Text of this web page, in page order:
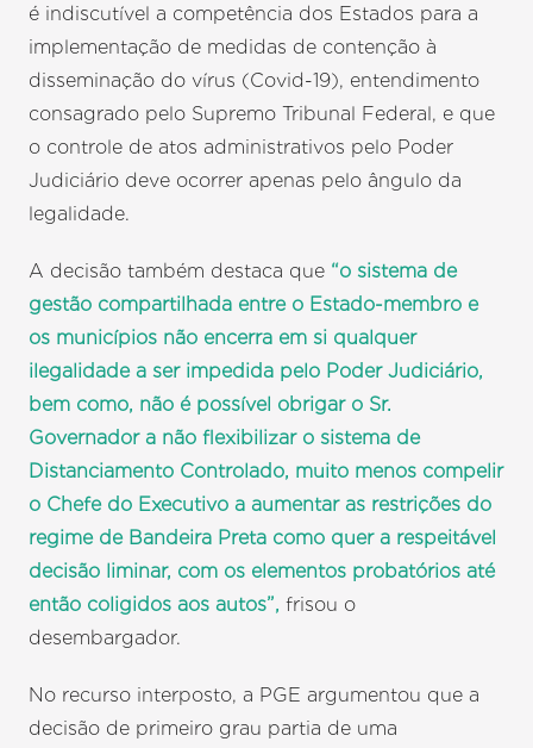
é indiscutível a competência dos Estados para a
implementação de medidas de contenção à
disseminação do vírus (Covid-19), entendimento
consagrado pelo Supremo Tribunal Federal, e que
o controle de atos administrativos pelo Poder
Judiciário deve ocorrer apenas pelo ângulo da
legalidade.
A decisão também destaca que “o sistema de
gestão compartilhada entre o Estado-membro e
os municípios não encerra em si qualquer
ilegalidade a ser impedida pelo Poder Judiciário,
bem como, não é possível obrigar o Sr.
Governador a não flexibilizar o sistema de
Distanciamento Controlado, muito menos compelir
o Chefe do Executivo a aumentar as restrições do
regime de Bandeira Preta como quer a respeitável
decisão liminar, com os elementos probatórios até
então coligidos aos autos”,frisou o
desembargador.
No recurso interposto, a PGE argumentou que a
decisão de primeiro grau partia de uma